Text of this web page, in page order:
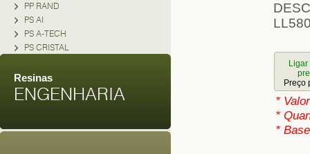
PP RAND
PS AI
PS A-TECH
PS CRISTAL
Resinas
ENGENHARIA
Preço
*
*
*